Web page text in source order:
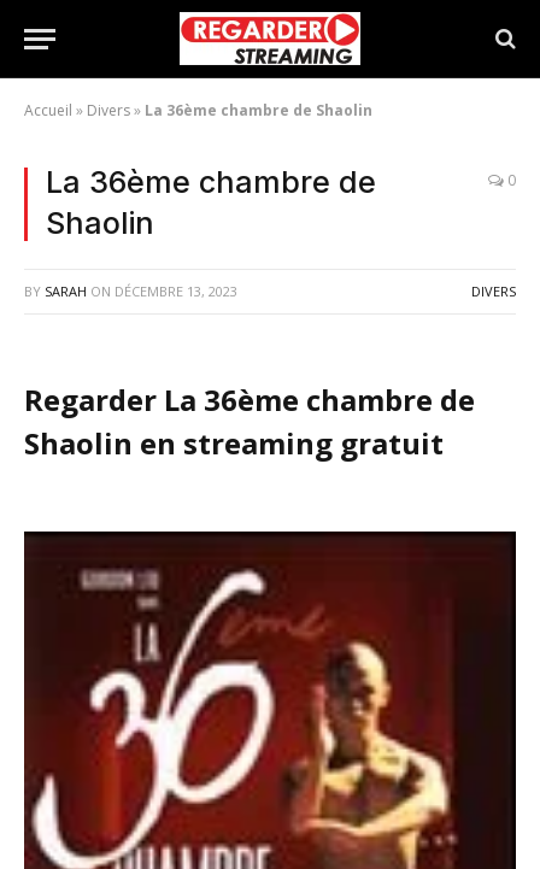
Accueil » Divers» La 36ème chambre de Shaolin
La 36ème chambre de
Shaolin
0
BY SARAH ON DÉCEMBRE 13, 2023 DIVERS
Regarder La 36ème chambre de
Shaolin en streaming gratuit